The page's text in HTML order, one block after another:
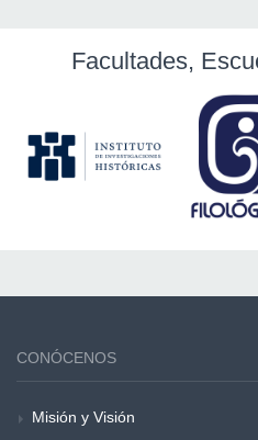
Facultades,
CONÓCENOS
Misión y Visión